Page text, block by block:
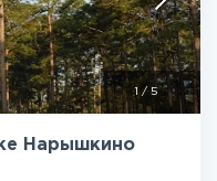
/ 5
Нарышкино